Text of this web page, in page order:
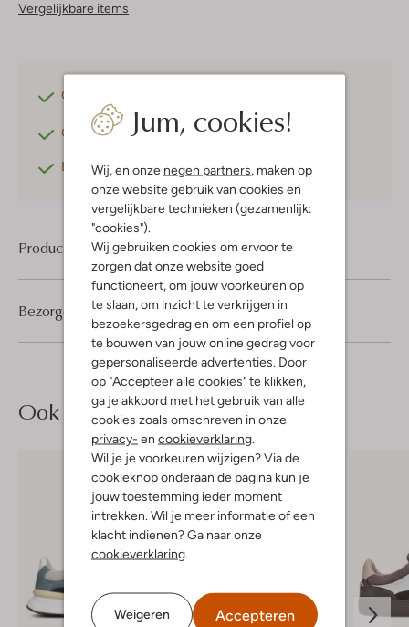
Jum, cookies!
Wij, en onze negen partners , maken op
onze website gebruik van cookies en
vergelijkbare technieken (gezamenlijk:
"cookies").
Wij gebruiken cookies om ervoor te
zorgen dat onze website goed
functioneert, om jouw voorkeuren op
te slaan, om inzicht te verkrijgen in
bezoekersgedrag en om een profiel op
te bouwen van jouw online gedrag voor
gepersonaliseerde advertenties. Door
op "Accepteer alle cookies" te klikken,
ga je akkoord met het gebruik van alle
cookies zoals omschreven in onze
privacy- en cookieverklaring
Wil je je voorkeuren wijzigen? Via de
cookieknop onderaan de pagina kun je
jouw toestemming ieder moment
intrekken. Wil je meer informatie of een
klacht indienen? Ga naar onze
cookieverklaring
Weigeren Accepteren
Vergelijkbare items
Gratis verzending
Gratis retournerenbinnen 30 dagen*
Betaal achterafmet Klarna
Product informatie
Bezorgen & retourneren
Ook iets voor jou?